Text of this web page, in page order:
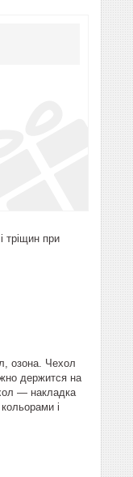
тріщин при
озона. Чехол
держится на
― накладка
і